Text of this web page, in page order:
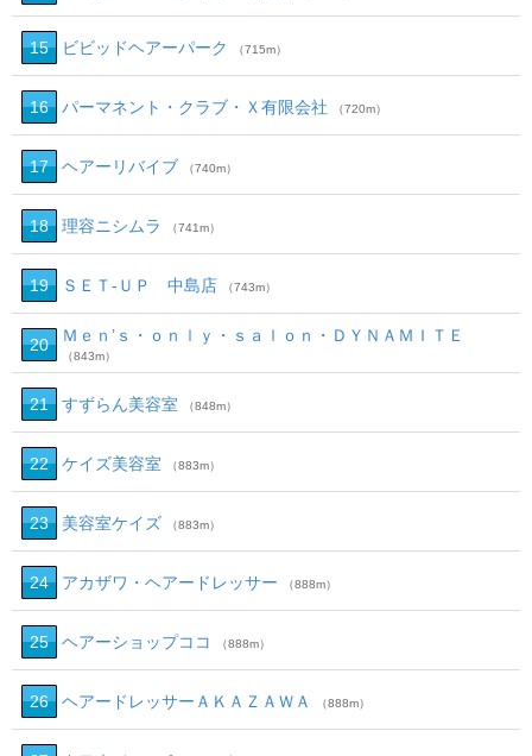
15 ビビッドヘアーパーク （715m）
16 パーマネント・クラブ・Ｘ有限会社 （720m）
17 ヘアーリバイブ （740m）
18 理容ニシムラ （741m）
19 ＳＥＴ‐ＵＰ 中島店 （743m）
20 Ｍｅｎ’ｓ・ｏｎｌｙ・ｓａｌｏｎ・ＤＹＮＡＭＩＴＥ
（843m）
21 すずらん美容室 （848m）
22 ケイズ美容室 （883m）
23 美容室ケイズ （883m）
24 アカザワ・ヘアードレッサー （888m）
25 ヘアーショップココ （888m）
26 ヘアードレッサーＡＫＡＺＡＷＡ （888m）